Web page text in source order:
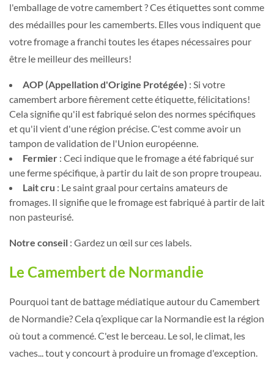
l'emballage de votre camembert ? Ces étiquettes sont comme
des médailles pour les camemberts. Elles vous indiquent que
votre fromage a franchi toutes les étapes nécessaires pour
être le meilleur des meilleurs!
AOP (Appellation d'Origine Protégée) : Si votre
camembert arbore fièrement cette étiquette, félicitations!
Cela signifie qu'il est fabriqué selon des normes spécifiques
et qu'il vient d'une région précise. C'est comme avoir un
tampon de validation de l'Union européenne.
Fermier : Ceci indique que le fromage a été fabriqué sur
une ferme spécifique, à partir du lait de son propre troupeau.
Lait cru : Le saint graal pour certains amateurs de
fromages. Il signifie que le fromage est fabriqué à partir de lait
non pasteurisé.
Notre conseil : Gardez un œil sur ces labels.
Le Camembert de Normandie
Pourquoi tant de battage médiatique autour du Camembert
de Normandie? Cela q’explique car la Normandie est la région
où tout a commencé. C'est le berceau. Le sol, le climat, les
vaches... tout y concourt à produire un fromage d'exception.